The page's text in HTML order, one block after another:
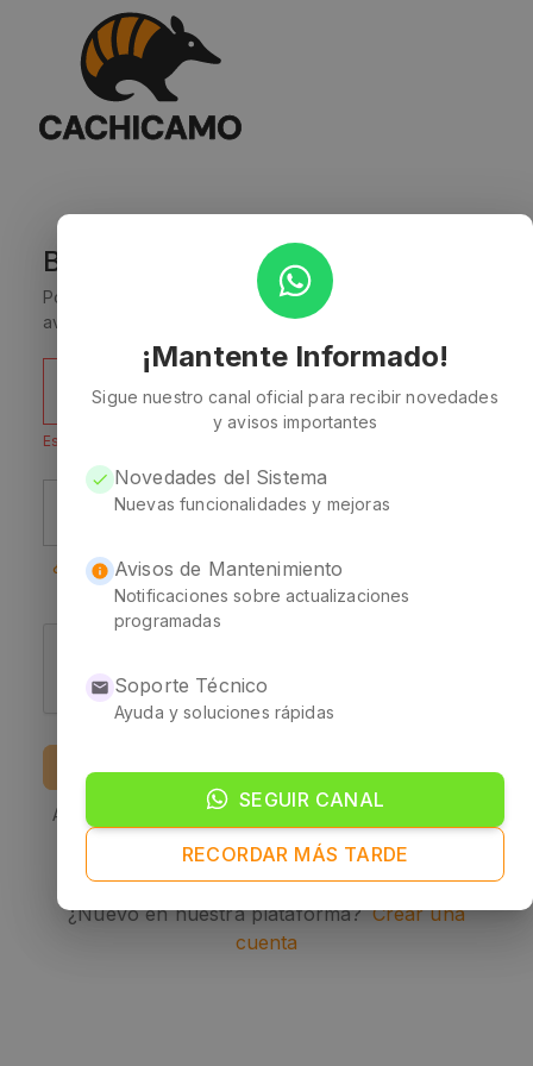
Bienvenido a CACHICAMO! 👋🏻
Por favor, inicie sesión en su cuenta y comience la
aventura
Correo
Este campo es requerido
Contraseña
¿Olvidaste tu contraseña?
Al ingresar aceptas nuestros
¿Nuevo en nuestra plataforma? Crear una
cuenta
¡Mantente Informado!
Sigue nuestro canal oficial para recibir novedades
y avisos importantes
Novedades del Sistema
Nuevas funcionalidades y mejoras
Avisos de Mantenimiento
Notificaciones sobre actualizaciones
programadas
Soporte Técnico
Ayuda y soluciones rápidas
SEGUIR CANAL
RECORDAR MÁS TARDE